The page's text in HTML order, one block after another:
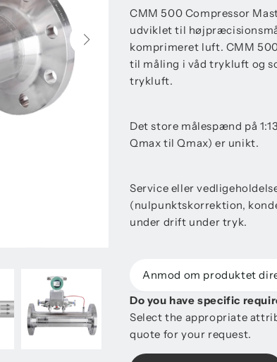
CMM 500 Compressor
udviklet til
komprimeret luft. CMM
til måling i våd trykluft og
trykluft.
Det store målespænd på
Qmax til Qmax) er unikt.
Service eller
(nulpunktskorrektion,
under drift under tryk.
Anmod om produktet
Do you have specific
Select the appropriate
quote for your request.